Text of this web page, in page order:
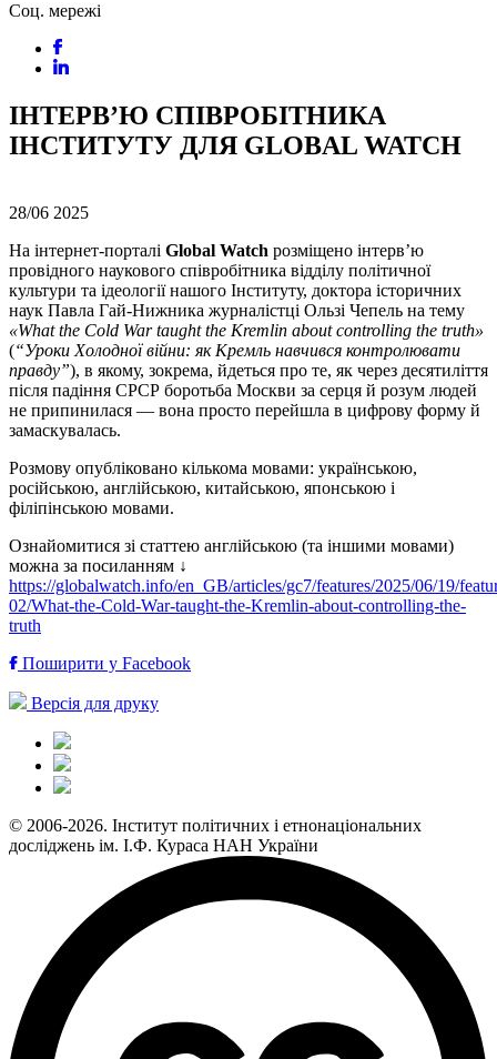
Соц. мережі
ІНТЕРВ’Ю СПІВРОБІТНИКА
ІНСТИТУТУ ДЛЯ GLOBAL WATCH
28/06 2025
На інтернет-порталі Global Watch розміщено інтерв’ю
провідного наукового співробітника відділу політичної
культури та ідеології нашого Інституту, доктора історичних
наук Павла Гай-Нижника журналістці Ользі Чепель на тему
«What the Cold War taught the Kremlin about controlling the truth»
(“Уроки Холодної війни: як Кремль навчився контролювати
правду”), в якому, зокрема, йдеться про те, як через десятиліття
після падіння СРСР боротьба Москви за серця й розум людей
не припинилася — вона просто перейшла в цифрову форму й
замаскувалась.
Розмову опубліковано кількома мовами: українською,
російською, англійською, китайською, японською і
філіпінською мовами.
Ознайомитися зі статтею англійською (та іншими мовами)
можна за посиланням ↓
https://globalwatch.info/en_GB/articles/gc7/features/2025/06/19/
02/What-the-Cold-War-taught-the-Kremlin-about-controlling-the-
truth
Поширити у Facebook
Версія для друку
© 2006-2026. Інститут політичних і етнонаціональних
досліджень ім. І.Ф. Кураса НАН України